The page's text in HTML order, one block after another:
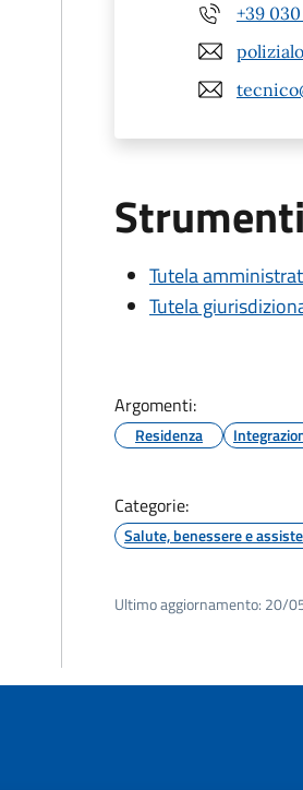
+39 030
Tutela
Tutela
Argomenti:
Residenza
Categorie:
Salute, benessere e
Ultimo aggiornamento: 20/